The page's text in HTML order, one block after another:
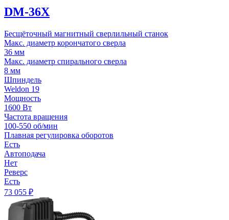
DM-36X
Бесщёточный магнитный сверлильный станок
Макс. диаметр корончатого сверла
36 мм
Макс. диаметр спирального сверла
8 мм
Шпиндель
Weldon 19
Мощность
1600 Вт
Частота вращения
100-550 об/мин
Плавная регулировка оборотов
Есть
Автоподача
Нет
Реверс
Есть
73 055 ₽